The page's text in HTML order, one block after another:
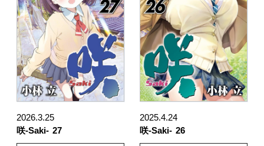
2026.3.25
咲-Saki- 27
2025.4.24
咲-Saki- 26